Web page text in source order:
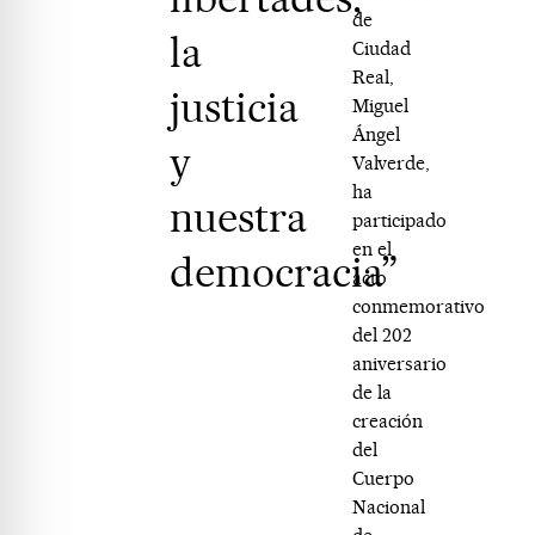
la
justicia
y
nuestra
democracia”
de
Ciudad
Real,
Miguel
Ángel
Valverde,
ha
participado
en el
acto
conmemorativo
del 202
aniversario
de la
creación
del
Cuerpo
Nacional